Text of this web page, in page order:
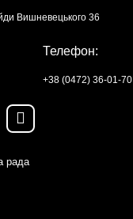
Вишневецького 36
Телефон:
+38 (0472) 36-01-70
рада